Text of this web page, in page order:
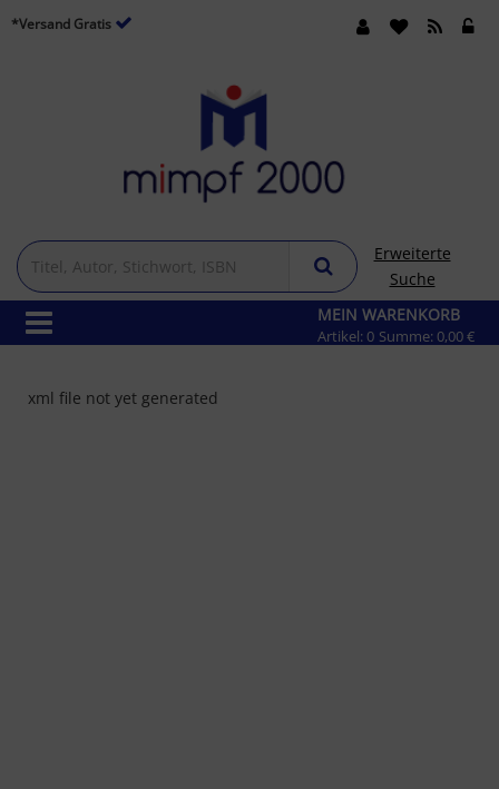
*Versand Gratis
Erweiterte
Suche
MEIN WARENKORB
Artikel: 0 Summe: 0,00 €
xml file not yet generated